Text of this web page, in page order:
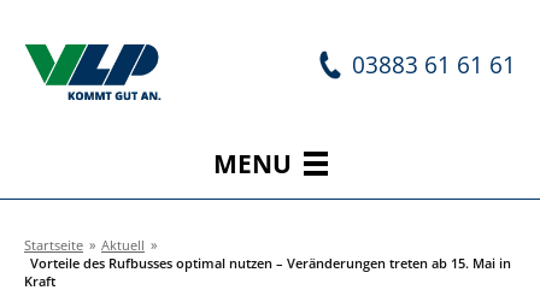
03883 61 61 61
MENU
Startseite » Aktuell »
Vorteile des Rufbusses optimal nutzen – Veränderungen treten ab 15. Mai in
Kraft